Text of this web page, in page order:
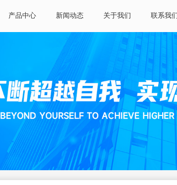
产品中心 新闻动态 关于我们 联系我